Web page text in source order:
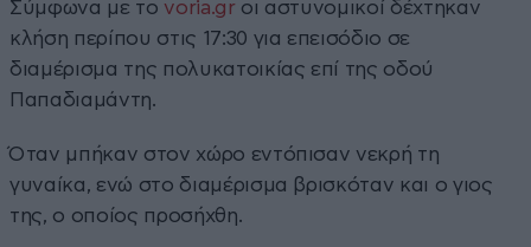
Σύμφωνα με το voria.gr oι αστυνομικοί δέχτηκαν
κλήση περίπου στις 17:30 για επεισόδιο σε
διαμέρισμα της πολυκατοικίας επί της οδού
Παπαδιαμάντη.
Όταν μπήκαν στον χώρο εντόπισαν νεκρή τη
γυναίκα, ενώ στο διαμέρισμα βρισκόταν και ο γιος
της, ο οποίος προσήχθη.